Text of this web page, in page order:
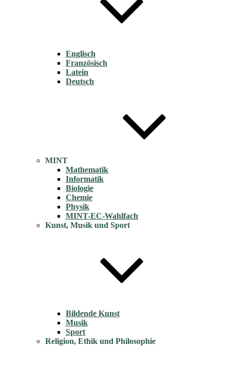
Englisch
Französisch
Latein
Deutsch
MINT
Mathematik
Informatik
Biologie
Chemie
Physik
MINT-EC-Wahlfach
Kunst, Musik und Sport
Bildende Kunst
Musik
Sport
Religion, Ethik und Philosophie